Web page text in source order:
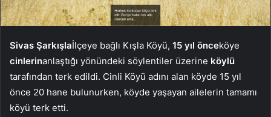
Sivas Şarkışlaİlçeye bağlı Kışla Köyü, 15 yıl önceköye
cinlerinanlaştığı yönündeki söylentiler üzerine köylü
tarafından terk edildi. Cinli Köyü adını alan köyde 15 yıl
önce 20 hane bulunurken, köyde yaşayan ailelerin tamamı
köyü terk etti.